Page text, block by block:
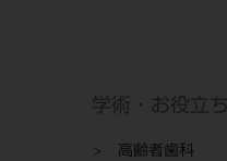
学術・お役立
高齢者歯科